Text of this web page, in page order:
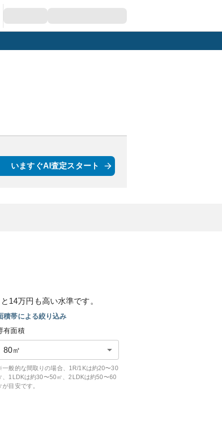
いますぐAI査定スタート
14万円も高い水準です。
積帯による絞り込み
有面積
80㎡
般的な間取りの場合、1R/1Kは約20〜30
、1LDKは約30〜50㎡、2LDKは約50〜60
が目安です。